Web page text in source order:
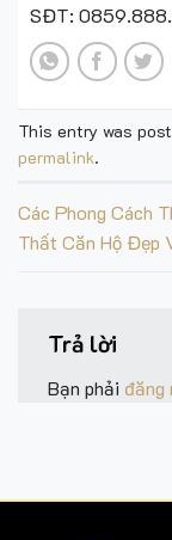
SĐT:
This entry was
permalink.
Các Phong Cách
Thất Căn Hộ Đẹp
Trả lời
Bạn phải đăng